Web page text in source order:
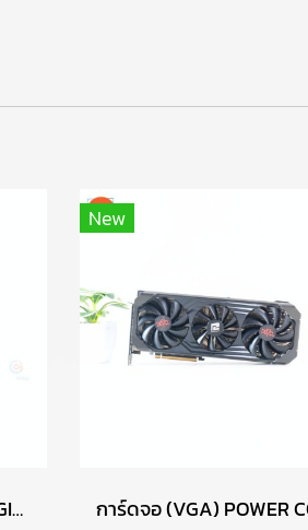
MAINBOARD (เมนบอร์ด) GIGABYTE B760M D3HP DDR4 P17722
New